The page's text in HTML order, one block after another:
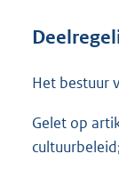
Het bestuur
Gelet op